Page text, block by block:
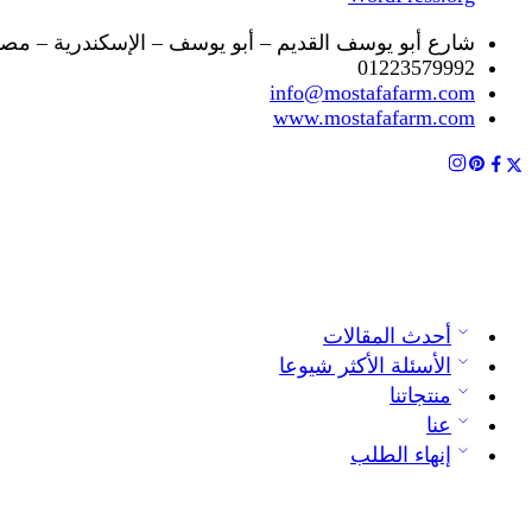
شارع أبو يوسف القديم – أبو يوسف – الإسكندرية –
01223579992
info@mostafafarm.com
www.mostafafarm.com
أحدث المقالات
الأسئلة الأكثر شيوعا
منتجاتنا
عنا
إنهاء الطلب